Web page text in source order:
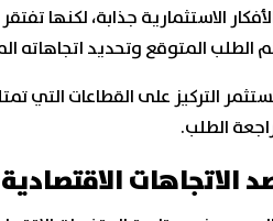
الاستثمارية جذابة،
المتوقع وتحديد اتجاهاته
التركيز على القطاعات
الطلب.
الاتجاهات